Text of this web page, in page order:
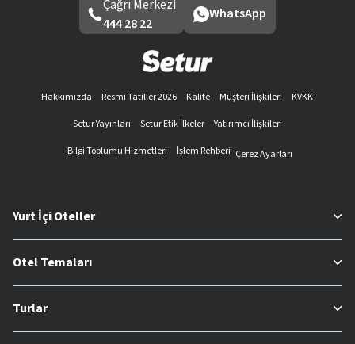
Çağrı Merkezi
444 28 22
WhatsApp
Hakkımızda Resmi Tatiller 2026 Kalite Müşteri İlişkileri
KVKK
Setur Yayınları
Setur Etik İlkeler
Yatırımcı İlişkileri
Bilgi Toplumu Hizmetleri
İşlem Rehberi Çerez Ayarları
Yurt İçi Oteller
Otel Temaları
Turlar